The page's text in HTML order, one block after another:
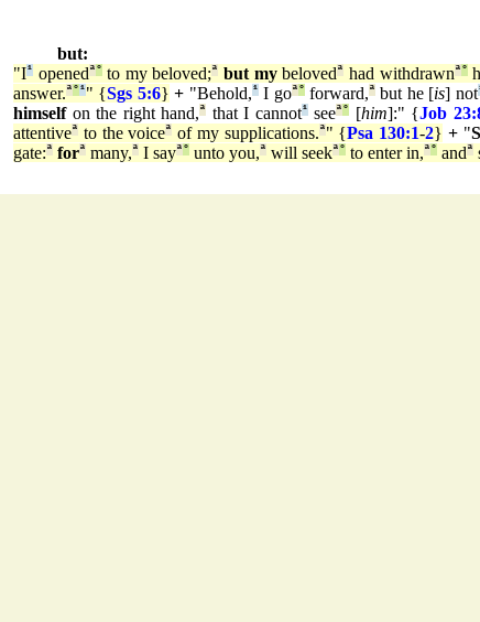
but:
"I¹ openedª°to my beloved;ª but mybelovedª had withdrawnª°
answer.ª°¹" {Sgs 5:6} + "Behold,¹I goª°forward,ª but he [is] not
himselfon the right hand,ª that I cannot¹seeª° [him]:" {Job
attentiveª to the voiceª of my supplications.ª" {Psa 130:1-2} + "
gate:ª forª many,ª I sayª° unto you,ª will seekª° to enter in,ª° andª